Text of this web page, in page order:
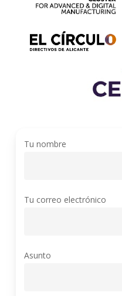
Tu nombre
Tu correo electrónico
Asunto